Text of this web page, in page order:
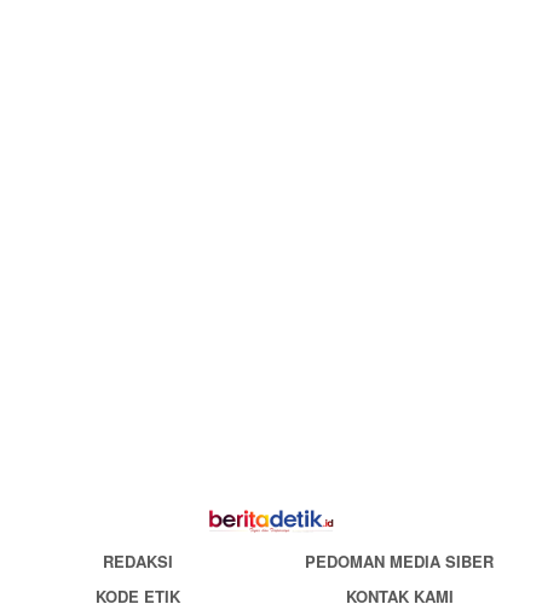
REDAKSI
PEDOMAN MEDIA SIBER
KODE ETIK
KONTAK KAMI